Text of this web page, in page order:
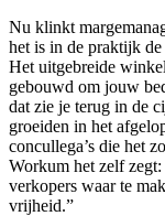
Nu klinkt
het is in de praktijk
Het uitgebreide
gebouwd om jouw
dat zie je terug in de
groeiden in het
concullega’s die het
Workum het zelf
verkopers waar te
vrijheid.”